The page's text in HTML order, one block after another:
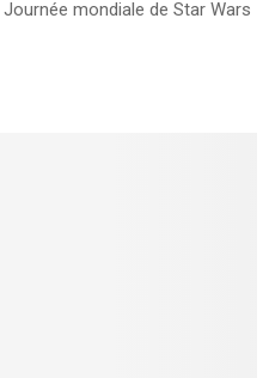
mondiale de Star Wars